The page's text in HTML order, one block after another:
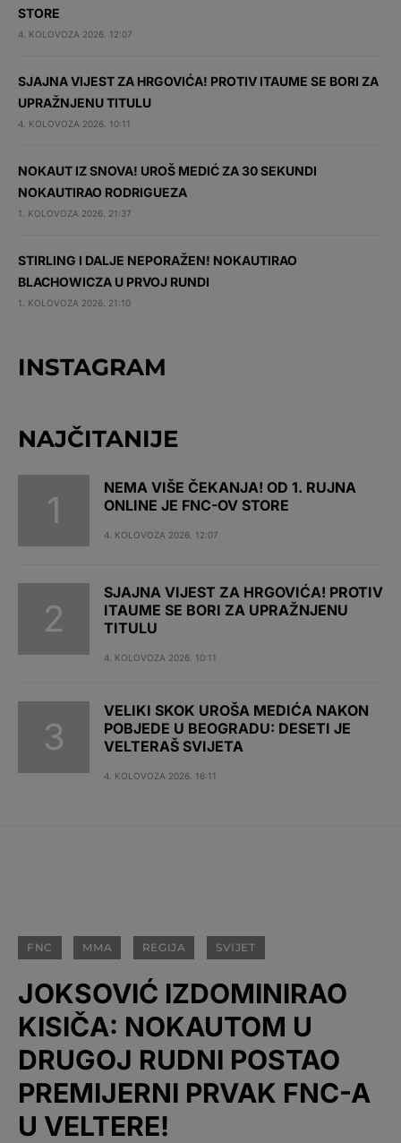
STORE
4. KOLOVOZA 2026. 12:07
SJAJNA VIJEST ZA HRGOVIĆA! PROTIV ITAUME SE BORI ZA
UPRAŽNJENU TITULU
4. KOLOVOZA 2026. 10:11
NOKAUT IZ SNOVA! UROŠ MEDIĆ ZA 30 SEKUNDI
NOKAUTIRAO RODRIGUEZA
1. KOLOVOZA 2026. 21:37
STIRLING I DALJE NEPORAŽEN! NOKAUTIRAO
BLACHOWICZA U PRVOJ RUNDI
1. KOLOVOZA 2026. 21:10
INSTAGRAM
NAJČITANIJE
NEMA VIŠE ČEKANJA! OD 1. RUJNA
ONLINE JE FNC-OV STORE
4. KOLOVOZA 2026. 12:07
SJAJNA VIJEST ZA HRGOVIĆA! PROTIV
ITAUME SE BORI ZA UPRAŽNJENU
TITULU
4. KOLOVOZA 2026. 10:11
VELIKI SKOK UROŠA MEDIĆA NAKON
POBJEDE U BEOGRADU: DESETI JE
VELTERAŠ SVIJETA
4. KOLOVOZA 2026. 16:11
FNC MMA REGIJA SVIJET
JOKSOVIĆ IZDOMINIRAO
KISIČA: NOKAUTOM U
DRUGOJ RUDNI POSTAO
PREMIJERNI PRVAK FNC-A
U VELTERE!